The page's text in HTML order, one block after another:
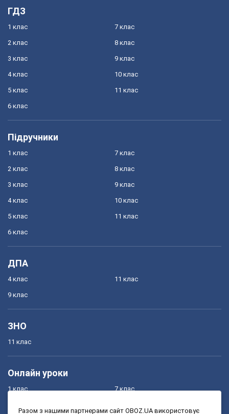
ГДЗ
1 клас
2 клас
3 клас
4 клас
5 клас
6 клас
7 клас
8 клас
9 клас
10 клас
11 клас
Підручники
1 клас
2 клас
3 клас
4 клас
5 клас
6 клас
7 клас
8 клас
9 клас
10 клас
11 клас
ДПА
4 клас
9 клас
11 клас
ЗНО
11 клас
Онлайн уроки
1 клас 7 клас
Разом з нашими партнерами сайт OBOZ.UA використовує